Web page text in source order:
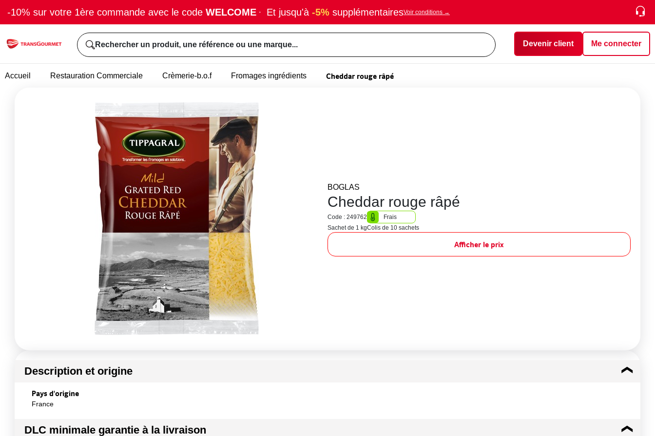
-10% sur votre 1ère commande avec le code WELCOME · Et jusqu'à -5% supplémentairesVoir conditions →
Rechercher un produit, une référence ou une marque... Devenir client Me connecter
Accueil Restauration Commerciale Crèmerie-b.o.f Fromages ingrédients Cheddar rouge râpé
BOGLAS
Cheddar rouge râpé
Code : 249762
Frais
Sachet de 1 kgColis de 10 sachets
Afficher le prix
Description et origine
Pays d'origine
France
DLC minimale garantie à la livraison